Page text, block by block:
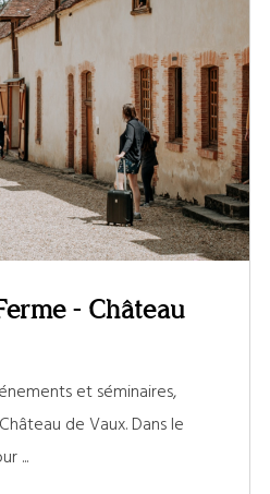
- Château
et séminaires,
de Vaux. Dans le
...